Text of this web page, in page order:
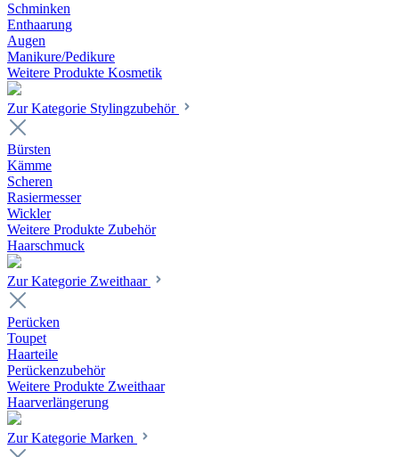
Schminken
Enthaarung
Augen
Manikure/Pedikure
Weitere Produkte Kosmetik
Zur Kategorie Stylingzubehör
Bürsten
Kämme
Scheren
Rasiermesser
Wickler
Weitere Produkte Zubehör
Haarschmuck
Zur Kategorie Zweithaar
Perücken
Toupet
Haarteile
Perückenzubehör
Weitere Produkte Zweithaar
Haarverlängerung
Zur Kategorie Marken